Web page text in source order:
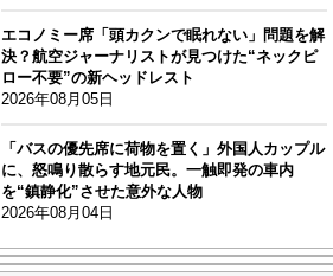
エコノミー席「頭カクンで眠れない」問題を解
決？航空ジャーナリストが見つけた“ネックピ
ロー不要”の新ヘッドレスト
2026年08月05日
「バスの優先席に荷物を置く」外国人カップル
に、怒鳴り散らす地元民。一触即発の車内
を“鎮静化”させた意外な人物
2026年08月04日